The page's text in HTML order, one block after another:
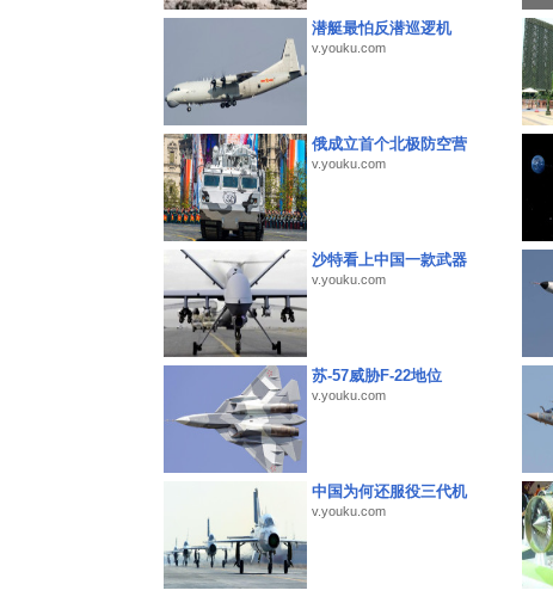
潜艇最怕反潜巡逻机
v.youku.com
俄成立首个北极防空营
v.youku.com
沙特看上中国一款武器
v.youku.com
苏-57威胁F-22地位
v.youku.com
中国为何还服役三代机
v.youku.com